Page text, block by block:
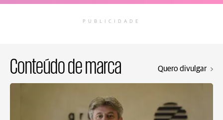
PUBLICIDADE
Conteúdo de marca Quero divulgar